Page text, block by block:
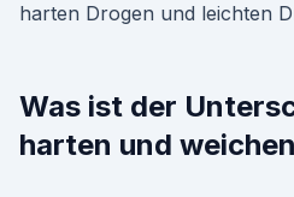
harten Drogen und leichten
Was ist der
harten und weichen